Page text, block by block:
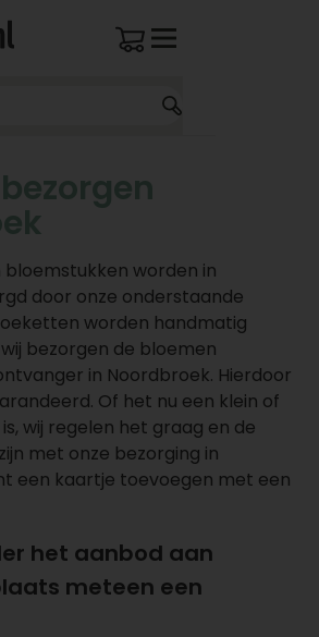
worden in
door onze onderstaande
worden handmatig
bezorgen de bloemen
in Noordbroek. Hierdoor
Of het nu een klein of
wij regelen het graag en de
met onze bezorging in
een kaartje toevoegen met een
het aanbod aan
meteen een